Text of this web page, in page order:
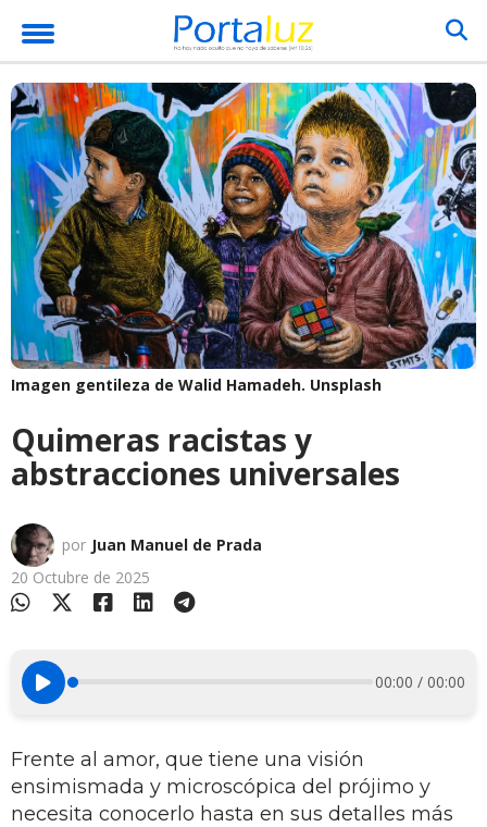
Imagen gentileza de Walid Hamadeh. Unsplash
Quimeras racistas y
abstracciones universales
por Juan Manuel de Prada
20 Octubre de 2025
00:00 / 00:00
Frente al amor, que tiene una visión
ensimismada y microscópica del prójimo y
necesita conocerlo hasta en sus detalles más